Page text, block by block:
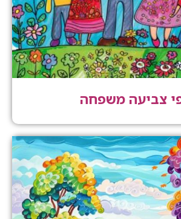
צביעה משפחה